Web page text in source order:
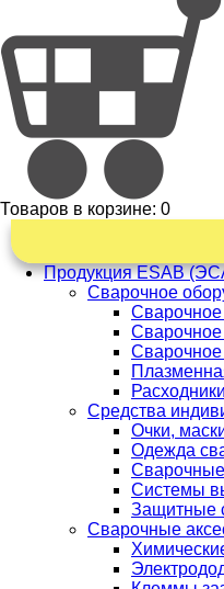
Товаров в корзине: 0
Продукция ESAB
Сварочное
Сварочное
Сварочное
Средства
Очки,
Одежда
Сварочные
Системы
Защитные
Сварочные